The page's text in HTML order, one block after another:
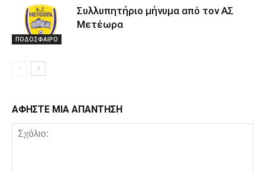
ΠΟΔΟΣΦΑΙΡΟ
Συλλυπητήριο μήνυμα από τον ΑΣ
Μετέωρα
ΑΦΗΣΤΕ ΜΙΑ ΑΠΑΝΤΗΣΗ